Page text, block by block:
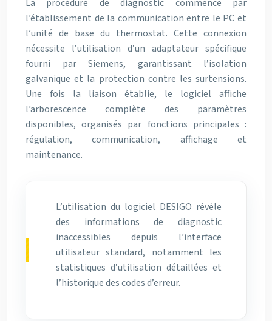
La procédure de diagnostic commence par
l’établissement de la communication entre le PC et
l’unité de base du thermostat. Cette connexion
nécessite l’utilisation d’un adaptateur spécifique
fourni par Siemens, garantissant l’isolation
galvanique et la protection contre les surtensions.
Une fois la liaison établie, le logiciel affiche
l’arborescence complète des paramètres
disponibles, organisés par fonctions principales :
régulation, communication, affichage et
maintenance.
L’utilisation du logiciel DESIGO révèle
des informations de diagnostic
inaccessibles depuis l’interface
utilisateur standard, notamment les
statistiques d’utilisation détaillées et
l’historique des codes d’erreur.